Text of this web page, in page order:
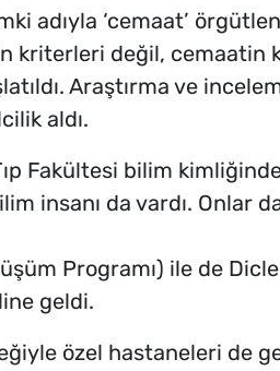
adıyla ‘cemaat’
kriterleri değil, cemaatin
Araştırma ve
aldı.
Fakültesi bilim
insanı da vardı. Onlar
Programı) ile de
geldi.
özel hastaneleri de